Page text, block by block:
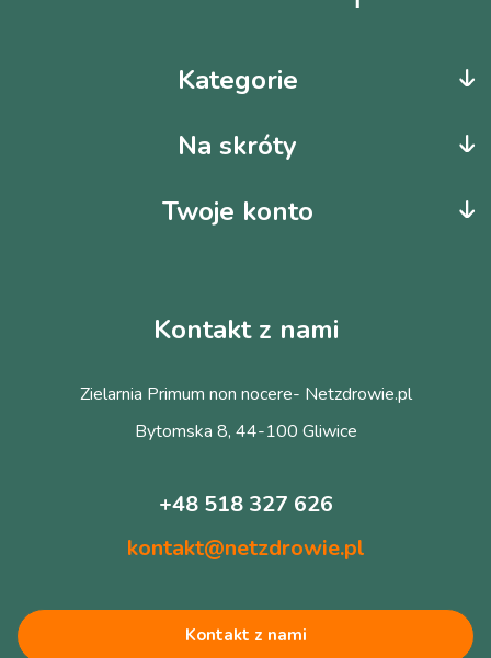
Kategorie
Na skróty
Twoje konto
Kontakt z nami
Zielarnia Primum non nocere- Netzdrowie.pl
Bytomska 8, 44-100 Gliwice
+48 518 327 626
kontakt@netzdrowie.pl
Kontakt z nami